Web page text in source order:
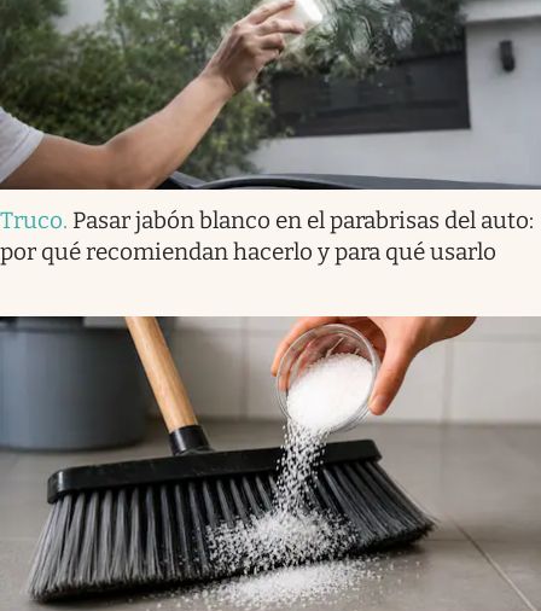
Truco. Pasar jabón blanco en el parabrisas del auto:
por qué recomiendan hacerlo y para qué usarlo